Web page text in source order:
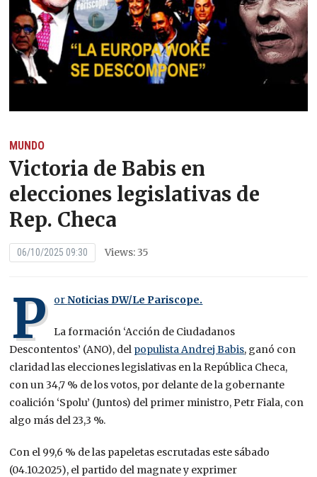
MUNDO
Victoria de Babis en
elecciones legislativas de
Rep. Checa
06/10/2025 09:30 Views: 35
P orNoticias DW/Le Pariscope.
La formación ‘Acción de Ciudadanos
Descontentos’ (ANO), del populista Andrej Babis, ganó con
claridad las elecciones legislativas en la República Checa,
con un 34,7 % de los votos, por delante de la gobernante
coalición ‘Spolu’ (Juntos) del primer ministro, Petr Fiala, con
algo más del 23,3 %.
Con el 99,6 % de las papeletas escrutadas este sábado
(04.10.2025), el partido del magnate y exprimer